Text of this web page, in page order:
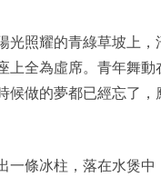
光照耀的青綠草坡上，
上全為虛席。青年舞動
候做的夢都已經忘了，
條冰柱，落在水煲中